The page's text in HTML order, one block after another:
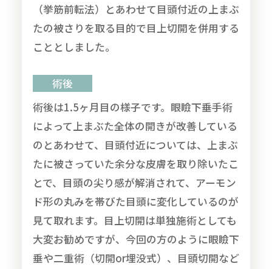
（挙筋前転法）とあわせて目頭付近の上まぶ
たの被さりを取る目的で目上切開を併用する
こととしました。
術後
術後は1.5ヶ月目の様子です。眼瞼下垂手術
によって上まぶた全体の開きが改善している
のとあわせて、目頭付近については、上まぶ
たに被さっていた余分な皮膚を取り除いたこ
とで、目頭の尖り感が解消されて、アーモン
ド形の丸みを帯びた目頭に変化しているのが
見て取れます。目上切開は単独施術としても
大変お勧めですが、今回の方のように眼瞼下
垂や二重術（切開or埋没式）、目頭切開など